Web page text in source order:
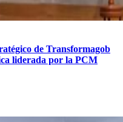
de Transformagob
liderada por la PCM